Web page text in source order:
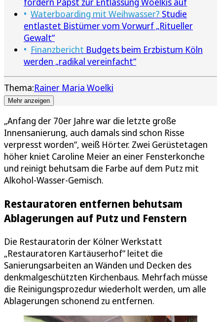
Waterboarding mit Weihwasser? Studie
entlastet Bistümer vom Vorwurf „Ritueller
Gewalt“
Finanzbericht Budgets beim Erzbistum Köln
werden „radikal vereinfacht“
Thema:Rainer Maria Woelki
Mehr anzeigen
„Anfang der 70er Jahre war die letzte große
Innensanierung, auch damals sind schon Risse
verpresst worden“, weiß Hörter. Zwei Gerüstetagen
höher kniet Caroline Meier an einer Fensterkonche
und reinigt behutsam die Farbe auf dem Putz mit
Alkohol-Wasser-Gemisch.
Restauratoren entfernen behutsam
Ablagerungen auf Putz und Fenstern
Die Restauratorin der Kölner Werkstatt
„Restauratoren Kartäuserhof“ leitet die
Sanierungsarbeiten an Wänden und Decken des
denkmalgeschützten Kirchenbaus. Mehrfach müsse
die Reinigungsprozedur wiederholt werden, um alle
Ablagerungen schonend zu entfernen.